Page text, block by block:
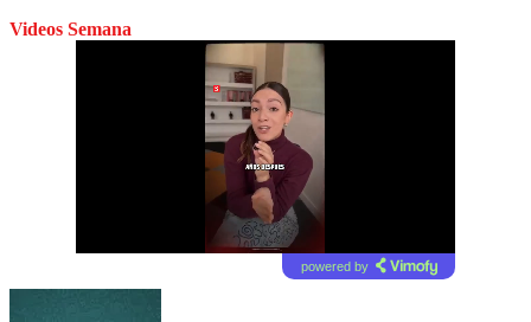
Videos Semana
powered by